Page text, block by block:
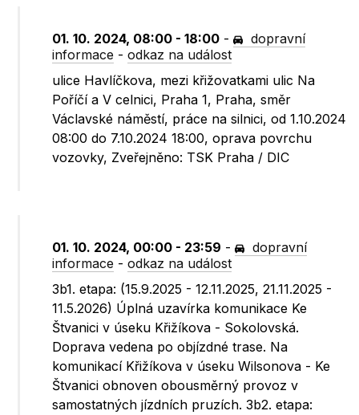
01. 10. 2024, 08:00 - 18:00 -
dopravní
informace -odkaz na událost
ulice Havlíčkova, mezi křižovatkami ulic Na
Poříčí a V celnici, Praha 1, Praha, směr
Václavské náměstí, práce na silnici, od 1.10.2024
08:00 do 7.10.2024 18:00, oprava povrchu
vozovky, Zveřejněno: TSK Praha / DIC
01. 10. 2024, 00:00 - 23:59 -
dopravní
informace -odkaz na událost
3b1. etapa: (15.9.2025 - 12.11.2025, 21.11.2025 -
11.5.2026) Úplná uzavírka komunikace Ke
Štvanici v úseku Křižíkova - Sokolovská.
Doprava vedena po objízdné trase. Na
komunikací Křižíkova v úseku Wilsonova - Ke
Štvanici obnoven obousměrný provoz v
samostatných jízdních pruzích. 3b2. etapa: